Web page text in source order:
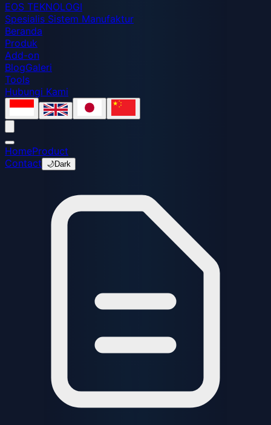
EOS TEKNOLOGI
Spesialis Sistem Manufaktur
Beranda
Produk
Add-on
BlogGaleri
Tools
Hubungi Kami
HomeProduct
Contact
🌙Dark